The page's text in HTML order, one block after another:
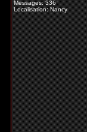
Messages: 336
Localisation: Nancy